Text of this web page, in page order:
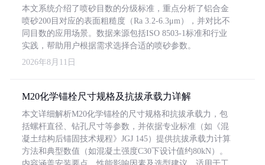
本文系统介绍了喷砂目数的分级标准，重点分析了铝合金
喷砂200目对应的表面粗糙度（Ra 3.2-6.3μm），并对比不
同目数的应用场景。数据来源包括ISO 8503-1标准和行业
实践，帮助用户根据需求选择合适的喷砂参数。
2026年8月11日
M20化学锚栓尺寸规格及抗拔承载力详解
本文详细解析M20化学锚栓的尺寸规格和抗拔承载力，包
括螺杆直径、钻孔尺寸等参数，并依据专业标准（如《混
凝土结构后锚固技术规程》JGJ 145）提供抗拔承载力计算
方法和典型数值（如混凝土强度C30下设计值约80kN）。